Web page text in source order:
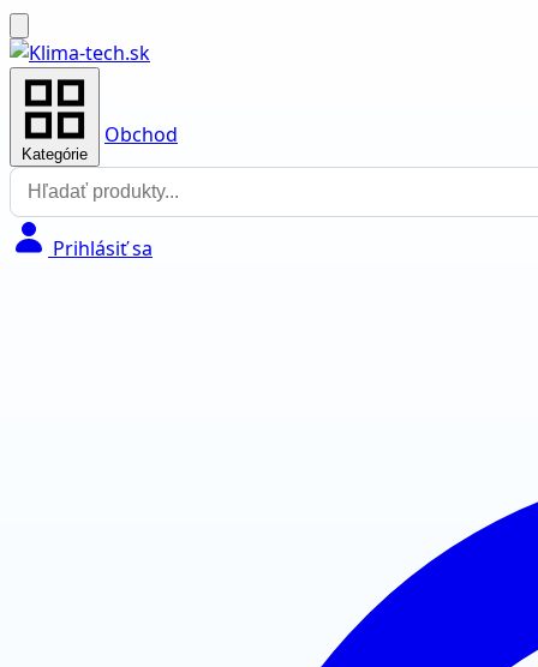
Kategórie
Obchod
Prihlásiť sa